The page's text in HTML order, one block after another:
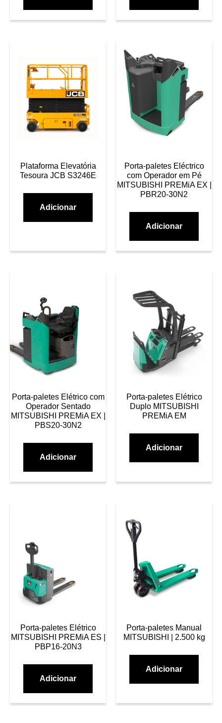
Plataforma Elevatória
Tesoura JCB S3246E
Adicionar
Porta-paletes Eléctrico
com Operador em Pé
MITSUBISHI PREMiA EX |
PBR20-30N2
Adicionar
Porta-paletes Elétrico com
Operador Sentado
MITSUBISHI PREMiA EX |
PBS20-30N2
Adicionar
Porta-paletes Elétrico
Duplo MITSUBISHI
PREMiA EM
Adicionar
Porta-paletes Elétrico
MITSUBISHI PREMiA ES |
PBP16-20N3
Adicionar
Porta-paletes Manual
MITSUBISHI | 2.500 kg
Adicionar